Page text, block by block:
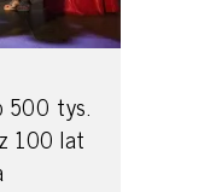
500 tys.
100 lat